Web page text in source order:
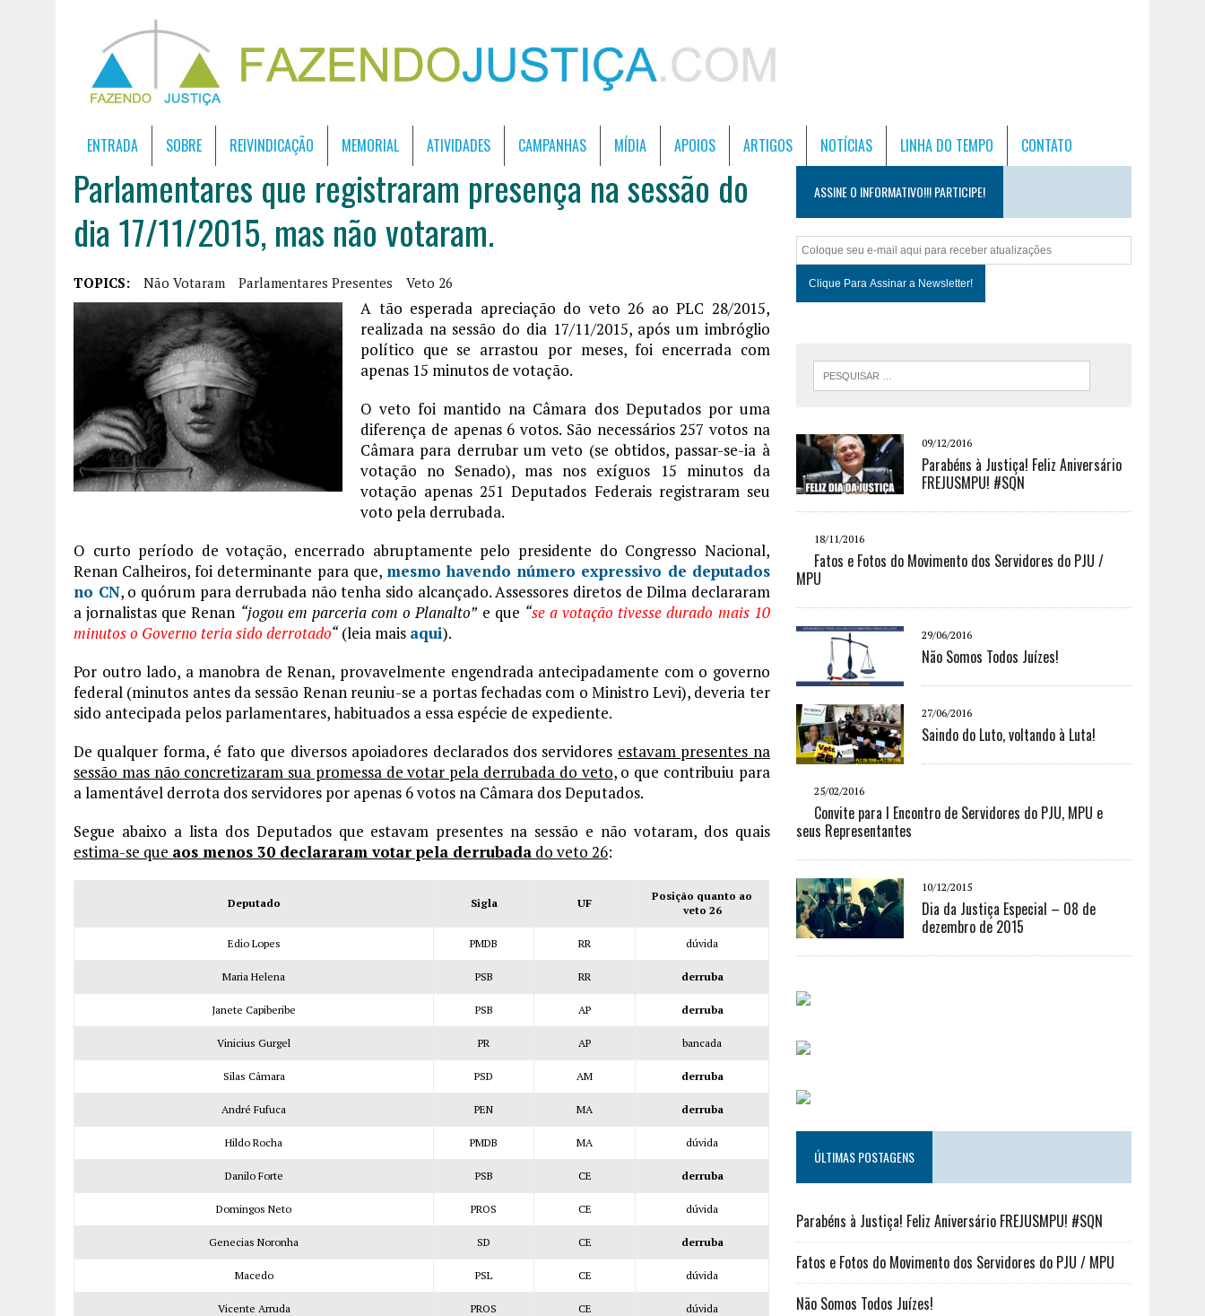
ENTRADA SOBRE REIVINDICAÇÃO MEMORIAL ATIVIDADES CAMPANHAS MÍDIA APOIOS ARTIGOS NOTÍCIAS LINHA DO TEMPO CONTATO
Parlamentares que registraram presença na sessão do
dia 17/11/2015, mas não votaram.
TOPICS: Não Votaram Parlamentares Presentes Veto 26
A tão esperada apreciação do veto 26 ao PLC 28/2015,
realizada na sessão do dia 17/11/2015, após um imbróglio
político que se arrastou por meses, foi encerrada com
apenas 15 minutos de votação.
O veto foi mantido na Câmara dos Deputados por uma
diferença de apenas 6 votos. São necessários 257 votos na
Câmara para derrubar um veto (se obtidos, passar-se-ia à
votação no Senado), mas nos exíguos 15 minutos da
votação apenas 251 Deputados Federais registraram seu
voto pela derrubada.
O curto período de votação, encerrado abruptamente pelo presidente do Congresso Nacional,
Renan Calheiros, foi determinante para que, mesmo havendo número expressivo de deputados
no CN, o quórum para derrubada não tenha sido alcançado. Assessores diretos de Dilma declararam
a jornalistas que Renan “jogou em parceria com o Planalto”e que “se a votação tivesse durado mais 10
minutos o Governo teria sido derrotado“(leia mais aqui).
Por outro lado, a manobra de Renan, provavelmente engendrada antecipadamente com o governo
federal (minutos antes da sessão Renan reuniu-se a portas fechadas com o Ministro Levi), deveria ter
sido antecipada pelos parlamentares, habituados a essa espécie de expediente.
De qualquer forma, é fato que diversos apoiadores declarados dos servidores estavam presentes na
sessão mas não concretizaram sua promessa de votar pela derrubada do veto, o que contribuiu para
a lamentável derrota dos servidores por apenas 6 votos na Câmara dos Deputados.
Segue abaixo a lista dos Deputados que estavam presentes na sessão e não votaram, dos quais
estima-se que aos menos 30 declararam votar pela derrubada do veto 26:
Deputado Sigla UF
Posição quanto ao
veto 26
Edio Lopes PMDB RR dúvida
Maria Helena PSB RR derruba
Janete Capiberibe PSB AP derruba
Vinicius Gurgel PR AP bancada
Silas Câmara PSD AM derruba
André Fufuca PEN MA derruba
Hildo Rocha PMDB MA dúvida
Danilo Forte PSB CE derruba
Domingos Neto PROS CE dúvida
Genecias Noronha SD CE derruba
Macedo PSL CE dúvida
Vicente Arruda PROS CE dúvida
ASSINE O INFORMATIVO!!! PARTICIPE!
09/12/2016
Parabéns à Justiça! Feliz Aniversário
FREJUSMPU! #SQN
18/11/2016
Fatos e Fotos do Movimento dos Servidores do PJU /
MPU
29/06/2016
Não Somos Todos Juízes!
27/06/2016
Saindo do Luto, voltando à Luta!
25/02/2016
Convite para I Encontro de Servidores do PJU, MPU e
seus Representantes
10/12/2015
Dia da Justiça Especial – 08 de
dezembro de 2015
ÚLTIMAS POSTAGENS
Parabéns à Justiça! Feliz Aniversário FREJUSMPU! #SQN
Fatos e Fotos do Movimento dos Servidores do PJU / MPU
Não Somos Todos Juízes!